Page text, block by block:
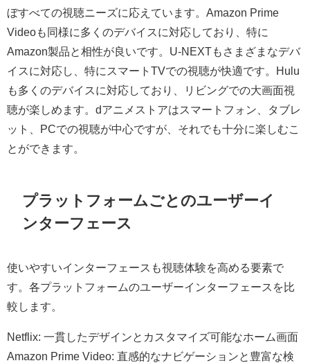
ぼすべての視聴ニーズに応えています。Amazon Prime
Videoも同様に多くのデバイスに対応しており、特に
Amazon製品と相性が良いです。U-NEXTもさまざまなデバ
イスに対応し、特にスマートTVでの視聴が快適です。Hulu
も多くのデバイスに対応しており、リビングでの大画面視
聴が楽しめます。dアニメストアはスマートフォン、タブレ
ット、PCでの視聴が中心ですが、それでも十分に楽しむこ
とができます。
プラットフォームごとのユーザーイ
ンターフェース
使いやすいインターフェースも視聴体験を高める要素で
す。各プラットフォームのユーザーインターフェースを比
較します。
Netflix: 一貫したデザインとカスタマイズ可能なホーム画面
Amazon Prime Video: 直感的なナビゲーションと豊富な検